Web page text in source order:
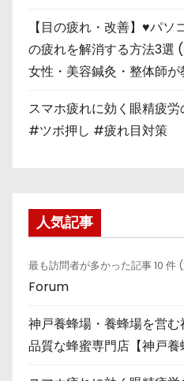
【目の疲れ・改善】♥パソ
の疲れを解消する方法3
女性・美容鍼灸・整体師が
スマホ疲れに効く眼精疲
#ツボ押し #疲れ目対策
人気記事
最も訪問者が多かった記事 10 件
Forum
神戸養蜂場・養蜂場を営
品質な蜂蜜専門店【神戸養